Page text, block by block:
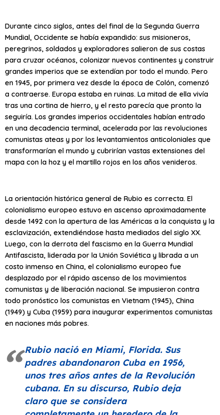
Durante cinco siglos, antes del final de la Segunda Guerra
Mundial, Occidente se había expandido: sus misioneros,
peregrinos, soldados y exploradores salieron de sus costas
para cruzar océanos, colonizar nuevos continentes y construir
grandes imperios que se extendían por todo el mundo. Pero
en 1945, por primera vez desde la época de Colón, comenzó
a contraerse. Europa estaba en ruinas. La mitad de ella vivía
tras una cortina de hierro, y el resto parecía que pronto la
seguiría. Los grandes imperios occidentales habían entrado
en una decadencia terminal, acelerada por las revoluciones
comunistas ateas y por los levantamientos anticoloniales que
transformarían el mundo y cubrirían vastas extensiones del
mapa con la hoz y el martillo rojos en los años venideros.
La orientación histórica general de Rubio es correcta. El
colonialismo europeo estuvo en ascenso aproximadamente
desde 1492 con la apertura de las Américas a la conquista y la
esclavización, extendiéndose hasta mediados del siglo XX.
Luego, con la derrota del fascismo en la Guerra Mundial
Antifascista, liderada por la Unión Soviética y librada a un
costo inmenso en China, el colonialismo europeo fue
desplazado por el rápido ascenso de los movimientos
comunistas y de liberación nacional. Se impusieron contra
todo pronóstico los comunistas en Vietnam (1945), China
(1949) y Cuba (1959) para inaugurar experimentos comunistas
en naciones más pobres.
Rubio nació en Miami, Florida. Sus
padres abandonaron Cuba en 1956,
unos tres años antes de la Revolución
cubana. En su discurso, Rubio deja
claro que se considera